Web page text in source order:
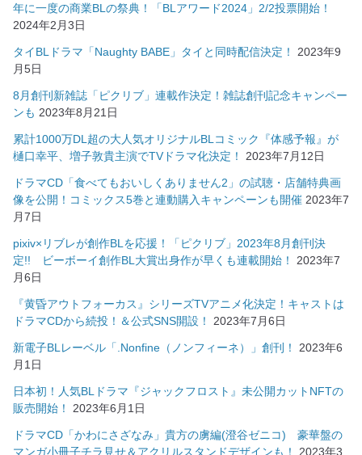
年に一度の商業BLの祭典！「BLアワード2024」2/2投票開始！
2024年2月3日
タイBLドラマ「Naughty BABE」タイと同時配信決定！
2023年9
月5日
8月創刊新雑誌「ピクリブ」連載作決定！雑誌創刊記念キャンペー
ンも 2023年8月21日
累計1000万DL超の大人気オリジナルBLコミック『体感予報』が
樋口幸平、増子敦貴主演でTVドラマ化決定！
2023年7月12日
ドラマCD「食べてもおいしくありません2」の試聴・店舗特典画
像を公開！コミックス5巻と連動購入キャンペーンも開催 2023年7
月7日
pixiv×リブレが創作BLを応援！「ピクリブ」2023年8月創刊決
定!! ビーボーイ創作BL大賞出身作が早くも連載開始！
2023年7
月6日
『黄昏アウトフォーカス』シリーズTVアニメ化決定！キャストは
ドラマCDから続投！＆公式SNS開設！
2023年7月6日
新電子BLレーベル「.Nonfine（ノンフィーネ）」創刊！
2023年6
月1日
日本初！人気BLドラマ『ジャックフロスト』未公開カットNFTの
販売開始！
2023年6月1日
ドラマCD「かわにさざなみ」貴方の虜編(澄谷ゼニコ) 豪華盤の
マンガ小冊子チラ見せ＆アクリルスタンドデザインも！
2023年3